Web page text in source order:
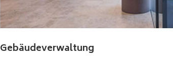
Gebäudeverwaltung